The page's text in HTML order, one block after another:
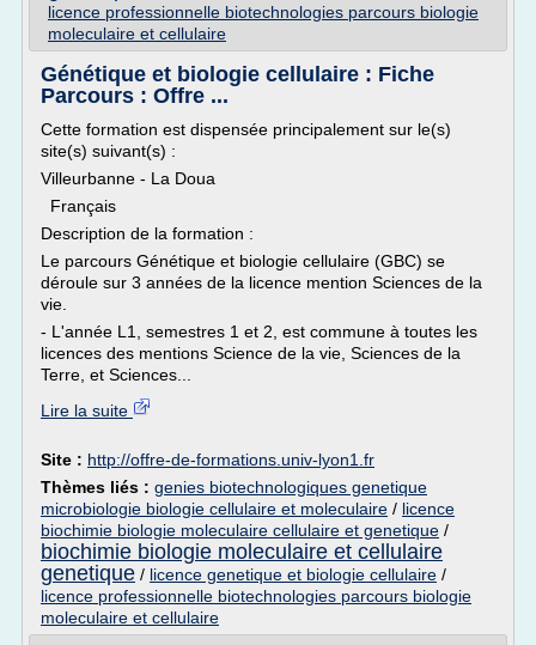
licence professionnelle biotechnologies parcours biologie
moleculaire et cellulaire
Génétique et biologie cellulaire : Fiche
Parcours : Offre ...
Cette formation est dispensée principalement sur le(s)
site(s) suivant(s) :
Villeurbanne - La Doua
Français
Description de la formation :
Le parcours Génétique et biologie cellulaire (GBC) se
déroule sur 3 années de la licence mention Sciences de la
vie.
- L'année L1, semestres 1 et 2, est commune à toutes les
licences des mentions Science de la vie, Sciences de la
Terre, et Sciences...
Lire la suite
Site : http://offre-de-formations.univ-lyon1.fr
Thèmes liés : genies biotechnologiques genetique
microbiologie biologie cellulaire et moleculaire / licence
biochimie biologie moleculaire cellulaire et genetique /
biochimie biologie moleculaire et cellulaire
genetique / licence genetique et biologie cellulaire /
licence professionnelle biotechnologies parcours biologie
moleculaire et cellulaire